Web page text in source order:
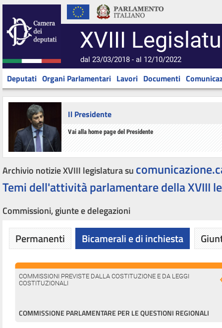
XVIII
dal 23/03/2018 - al 12/10/2022
Deputati Organi Parlamentari Lavori Documenti
Il Presidente
Vai alla home page del Presidente
Archivio notizie XVIII legislatura su
Temi dell'attività parlamentare della XVIII
Commissioni, giunte e delegazioni
Permanenti Bicamerali e di inchiesta
COMMISSIONI PREVISTE DALLA COSTITUZIONE E DA LEGGI
COSTITUZIONALI
COMMISSIONE PARLAMENTARE PER LE QUESTIONI REGIONALI